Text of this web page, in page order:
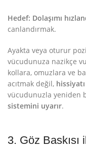
Hedef: Dolaşımı
canlandırmak.
Ayakta veya oturur
vücudunuza nazikçe
kollara, omuzlara ve
acıtmak değil,
vücudunuzla yeniden
sistemini uyarır.
3. Göz